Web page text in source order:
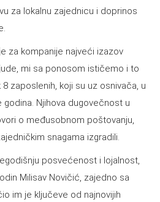
za lokalnu zajednicu i doprinos
za kompanije najveći izazov
mi sa ponosom ističemo i to
zaposlenih, koji su uz osnivača, u
godina. Njihova dugovečnost u
o međusobnom poštovanju,
snagama izgradili.
posvećenost i lojalnost,
Milisav Novičić, zajedno sa
im je ključeve od najnovijih